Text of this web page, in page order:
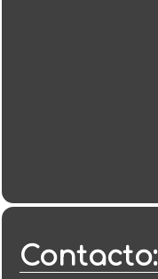
Contacto: